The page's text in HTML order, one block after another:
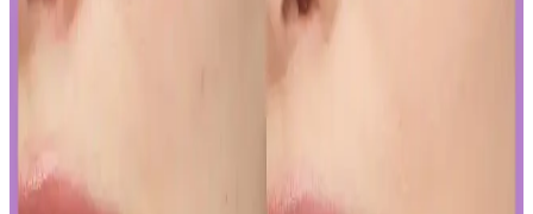
Sunduğu Faydalar
deneyimine kadar birçok alanda devrim yaratıyor. Sürdürülebilirlik
Seçimi ve Uygulama Yöntemleri